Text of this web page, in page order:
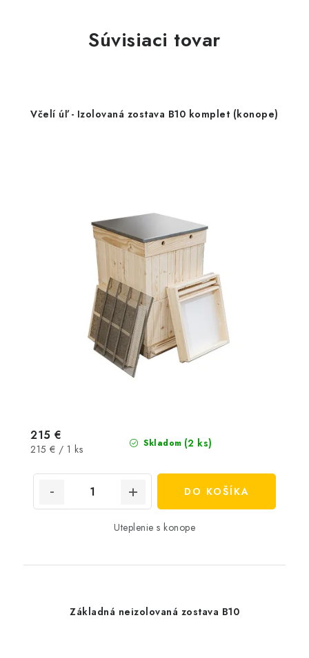
Súvisiaci tovar
Včelí úľ - Izolovaná zostava B10 komplet (konope)
Skladom (2 ks)
215 €
Jednotková
215 € / 1 ks
DO KOŠÍKA
Uteplenie s konope
Základná neizolovaná zostava B10